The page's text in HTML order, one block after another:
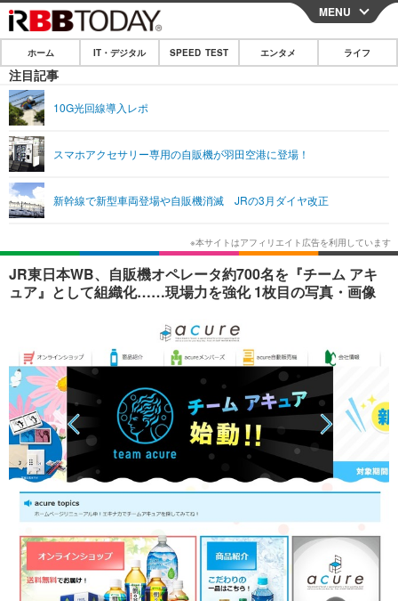
CLOSE
ホーム
IT・デジタル
ショッピング その他
SPEED TEST
エンタメ
エンタメTOP 映画・ドラマ
韓国・芸能
音楽 スポーツ
ショッピング
ライフ
ライフTOP グルメ
ペット ショッピング
リリース一覧
プッシュ通知の停止方法
MENU
ホーム IT・デジタル SPEED TEST エンタメ ライフ
注目記事
10G光回線導入レポ
スマホアクセサリー専用の自販機が羽田空港に登場！
新幹線で新型車両登場や自販機消滅 JRの3月ダイヤ改正
JR東日本WB、自販機オペレータ約700名を『チーム アキ
ュア』として組織化……現場力を強化 1枚目の写真・画像